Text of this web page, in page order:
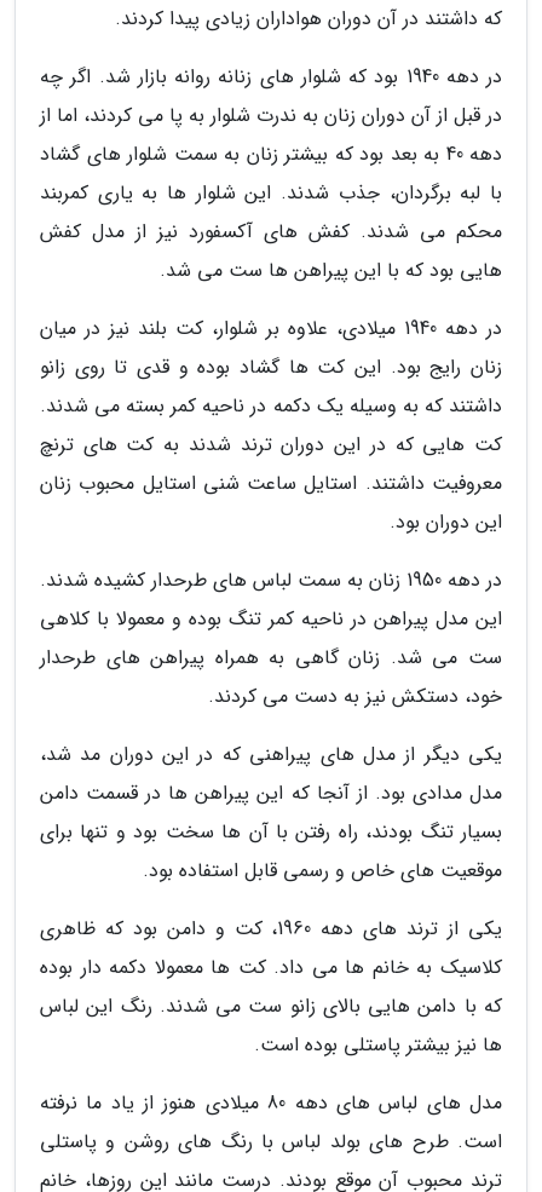
که داشتند در آن دوران هواداران زیادی پیدا کردند.
در دهه 1940 بود که شلوار های زنانه روانه بازار شد. اگر چه
در قبل از آن دوران زنان به ندرت شلوار به پا می کردند، اما از
دهه 40 به بعد بود که بیشتر زنان به سمت شلوار های گشاد
با لبه برگردان، جذب شدند. این شلوار ها به یاری کمربند
محکم می شدند. کفش های آکسفورد نیز از مدل کفش
هایی بود که با این پیراهن ها ست می شد.
در دهه 1940 میلادی، علاوه بر شلوار، کت بلند نیز در میان
زنان رایج بود. این کت ها گشاد بوده و قدی تا روی زانو
داشتند که به وسیله یک دکمه در ناحیه کمر بسته می شدند.
کت هایی که در این دوران ترند شدند به کت های ترنچ
معروفیت داشتند. استایل ساعت شنی استایل محبوب زنان
این دوران بود.
در دهه 1950 زنان به سمت لباس های طرحدار کشیده شدند.
این مدل پیراهن در ناحیه کمر تنگ بوده و معمولا با کلاهی
ست می شد. زنان گاهی به همراه پیراهن های طرحدار
خود، دستکش نیز به دست می کردند.
یکی دیگر از مدل های پیراهنی که در این دوران مد شد،
مدل مدادی بود. از آنجا که این پیراهن ها در قسمت دامن
بسیار تنگ بودند، راه رفتن با آن ها سخت بود و تنها برای
موقعیت های خاص و رسمی قابل استفاده بود.
یکی از ترند های دهه 1960، کت و دامن بود که ظاهری
کلاسیک به خانم ها می داد. کت ها معمولا دکمه دار بوده
که با دامن هایی بالای زانو ست می شدند. رنگ این لباس
ها نیز بیشتر پاستلی بوده است.
مدل های لباس های دهه 80 میلادی هنوز از یاد ما نرفته
است. طرح های بولد لباس با رنگ های روشن و پاستلی
ترند محبوب آن موقع بودند. درست مانند این روزها، خانم